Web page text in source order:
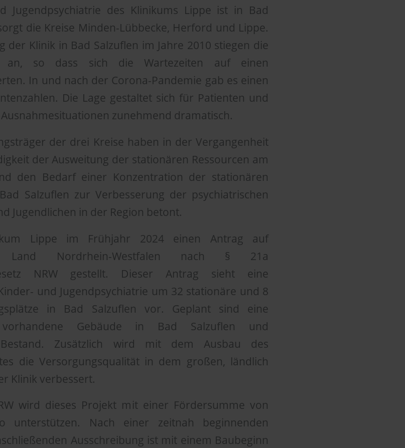
Jugendpsychiatrie des Klinikums Lippe ist in Bad
die Kreise Minden-Lübbecke, Herford und Lippe.
der Klinik in Bad Salzuflen im Jahre 2010 stiegen die
an, so dass sich die Wartezeiten auf einen
In und nach der Corona-Pandemie gab es einen
Die Lage gestaltet sich für Patienten und
zunehmend dramatisch.
der drei Kreise haben in der Vergangenheit
der Ausweitung der stationären Ressourcen am
den Bedarf einer Konzentration der stationären
Salzuflen zur Verbesserung der psychiatrischen
Jugendlichen in der Region betont.
Lippe im Frühjahr 2024 einen Antrag auf
Land Nordrhein-Westfalen nach § 21a
NRW gestellt. Dieser Antrag sieht eine
und Jugendpsychiatrie um 32 stationäre und 8
in Bad Salzuflen vor. Geplant sind eine
Gebäude in Bad Salzuflen und
Zusätzlich wird mit dem Ausbau des
die Versorgungsqualität in dem großen, ländlich
Klinik verbessert.
wird dieses Projekt mit einer Fördersumme von
unterstützen. Nach einer zeitnah beginnenden
Ausschreibung ist mit einem Baubeginn